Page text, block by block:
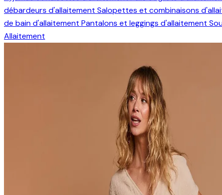
débardeurs d'allaitement Salopettes et combinaisons
de bain d'allaitement Pantalons et leggings d'allaitement
Allaitement